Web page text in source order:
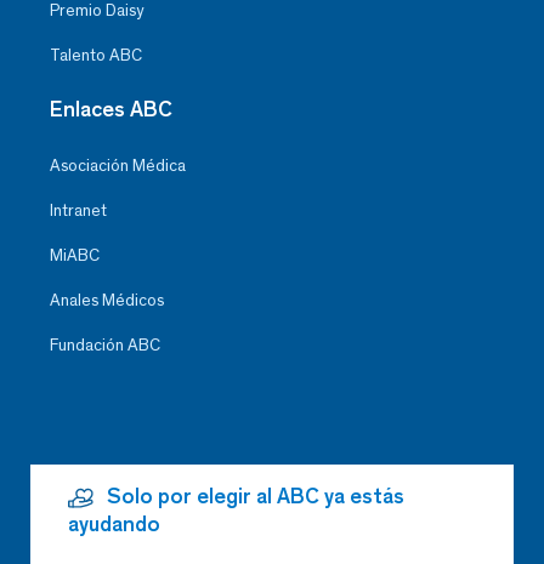
Premio Daisy
Talento ABC
Enlaces ABC
Asociación Médica
Intranet
MiABC
Anales Médicos
Fundación ABC
Solo por elegir al ABC ya estás
ayudando